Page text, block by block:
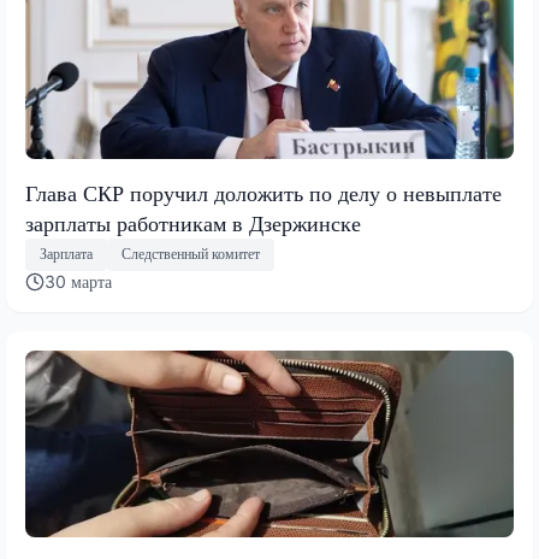
Глава СКР поручил доложить по делу о невыплате
зарплаты работникам в Дзержинске
Зарплата Следственный комитет
30 марта